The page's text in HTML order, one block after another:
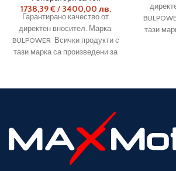
1738,39€/ 3400,00 лв.
Гарантирано качество от
директен вносител. Марка:
BULPOWER Всички продукти с
тази марка са произведени за
тази